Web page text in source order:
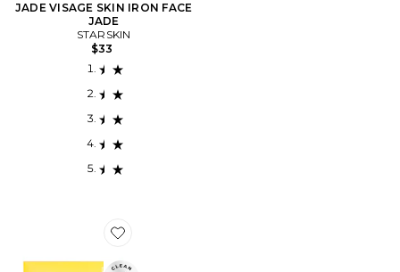
JADE VISAGE SKIN IRON FACE
JADE
STARSKIN
$33
Favorite ÉPONGE PEELING MOUSSANTE